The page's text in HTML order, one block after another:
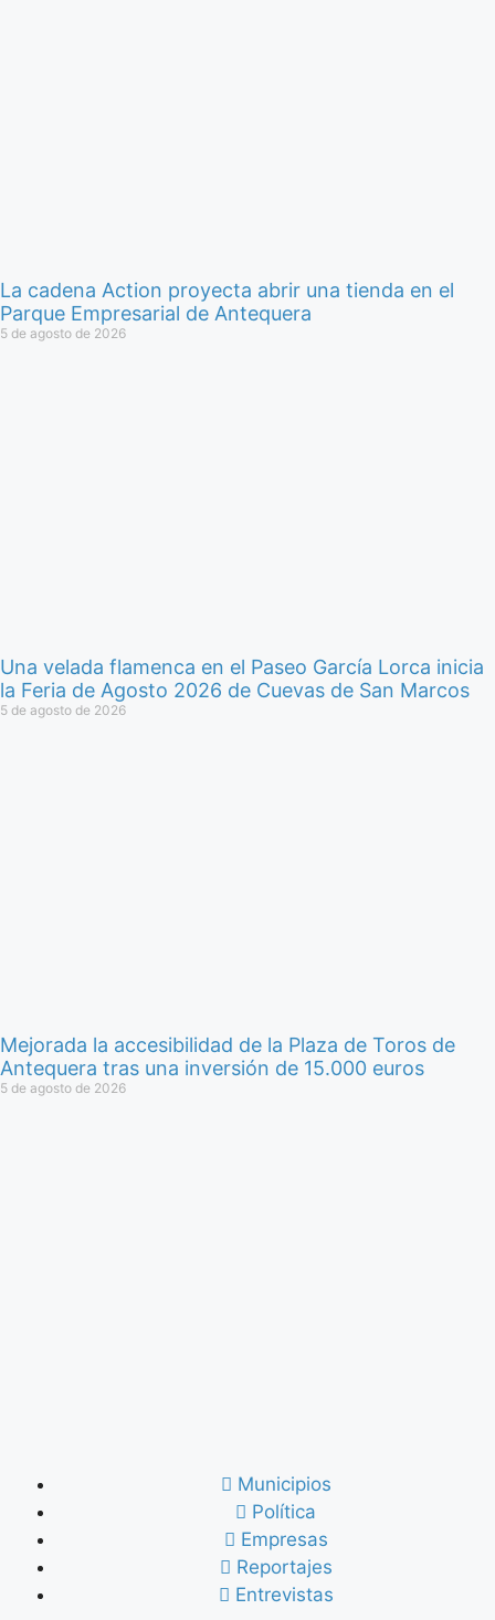
La cadena Action proyecta abrir una tienda en el
Parque Empresarial de Antequera
5 de agosto de 2026
Una velada flamenca en el Paseo García Lorca inicia
la Feria de Agosto 2026 de Cuevas de San Marcos
5 de agosto de 2026
Mejorada la accesibilidad de la Plaza de Toros de
Antequera tras una inversión de 15.000 euros
5 de agosto de 2026
Municipios
Política
Empresas
Reportajes
Entrevistas